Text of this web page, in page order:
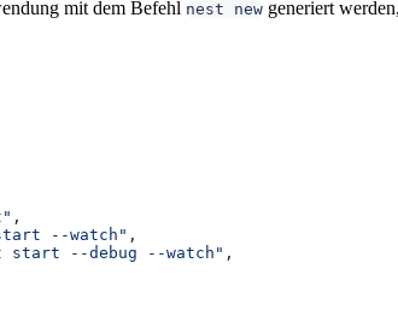
mit dem Befehl nest new generiert
,
--watch" ,
start --debug --watch" ,